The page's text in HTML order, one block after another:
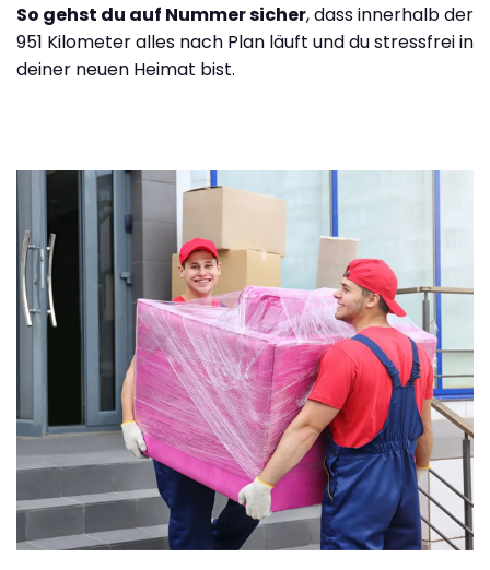
So gehst du auf Nummer sicher, dass innerhalb der
951 Kilometer alles nach Plan läuft und du stressfrei in
deiner neuen Heimat bist.